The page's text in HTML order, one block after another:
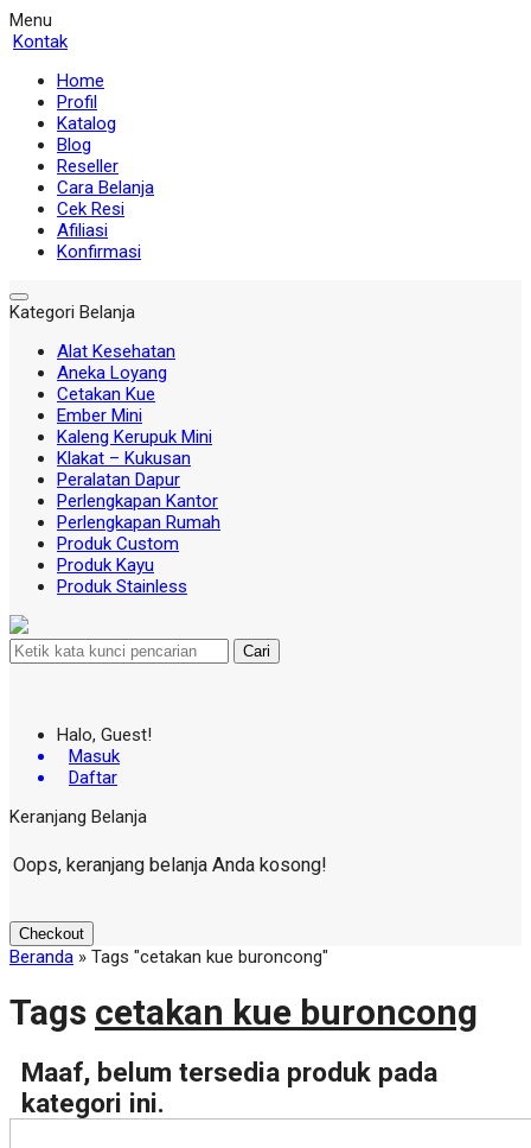
Menu
Kontak
Home
Profil
Katalog
Blog
Reseller
Cara Belanja
Cek Resi
Afiliasi
Konfirmasi
Kategori Belanja
Alat Kesehatan
Aneka Loyang
Cetakan Kue
Ember Mini
Kaleng Kerupuk Mini
Klakat – Kukusan
Peralatan Dapur
Perlengkapan Kantor
Perlengkapan Rumah
Produk Custom
Produk Kayu
Produk Stainless
Cari
Halo, Guest!
Masuk
Daftar
Keranjang Belanja
Oops, keranjang belanja Anda kosong!
Checkout
Beranda » Tags "cetakan kue buroncong"
Tags cetakan kue buroncong
Maaf, belum tersedia produk pada
kategori ini.